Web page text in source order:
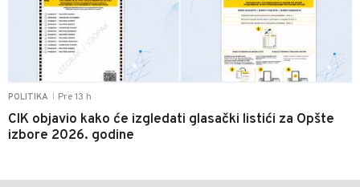
POLITIKA Pre 13 h
CIK objavio kako će izgledati glasački listići za Opšte
izbore 2026. godine